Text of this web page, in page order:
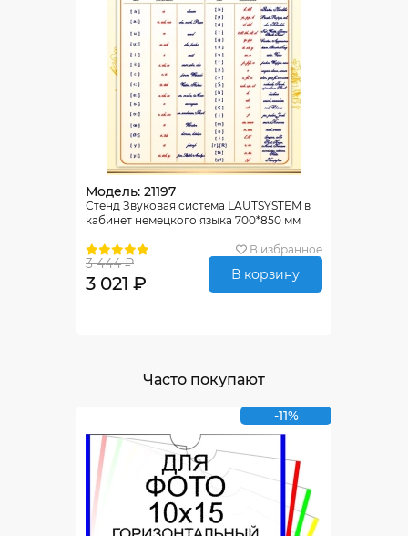
Модель: 21197
Стенд Звуковая система LAUTSYSTEM в
кабинет немецкого языка 700*850 мм
В избранное
3 444 ₽
3 021 ₽ В корзину
Часто покупают
-11%